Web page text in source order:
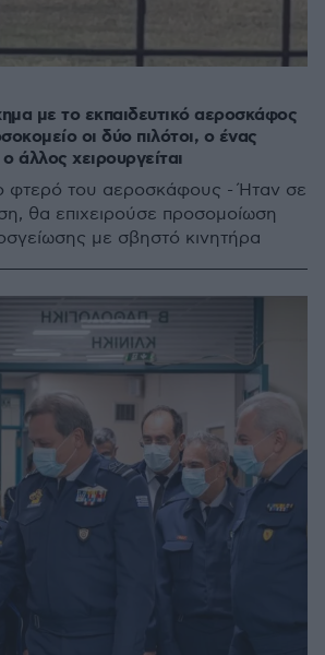
με το εκπαιδευτικό αεροσκάφος
οι δύο πιλότοι, ο ένας
άλλος χειρουργείται
φτερό του αεροσκάφους - Ήταν σε
θα επιχειρούσε προσομοίωση
με σβηστό κινητήρα